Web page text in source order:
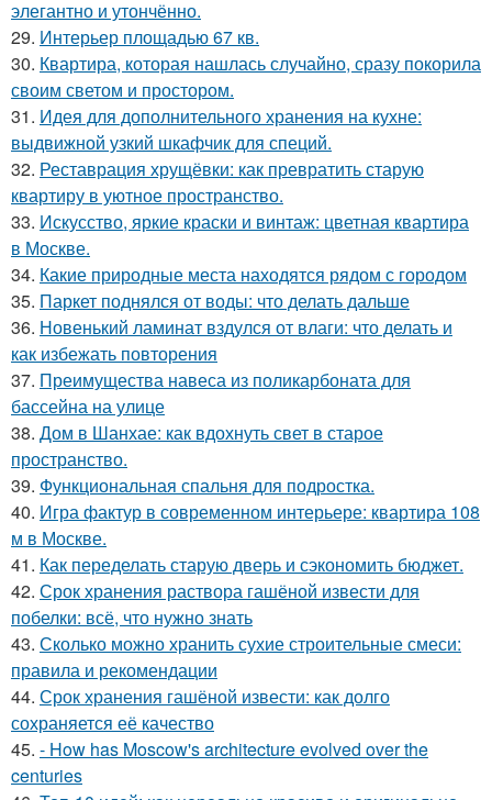
элегантно и утончённо.
29. Интерьер площадью 67 кв.
30. Квартира, которая нашлась случайно, сразу покорила
своим светом и простором.
31. Идея для дополнительного хранения на кухне:
выдвижной узкий шкафчик для специй.
32. Реставрация хрущёвки: как превратить старую
квартиру в уютное пространство.
33. Искусство, яркие краски и винтаж: цветная квартира
в Москве.
34. Какие природные места находятся рядом с городом
35. Паркет поднялся от воды: что делать дальше
36. Новенький ламинат вздулся от влаги: что делать и
как избежать повторения
37. Преимущества навеса из поликарбоната для
бассейна на улице
38. Дом в Шанхае: как вдохнуть свет в старое
пространство.
39. Функциональная спальня для подростка.
40. Игра фактур в современном интерьере: квартира 108
м в Москве.
41. Как переделать старую дверь и сэкономить бюджет.
42. Срок хранения раствора гашёной извести для
побелки: всё, что нужно знать
43. Сколько можно хранить сухие строительные смеси:
правила и рекомендации
44. Срок хранения гашёной извести: как долго
сохраняется её качество
45. - How has Moscow's architecture evolved over the
centuries